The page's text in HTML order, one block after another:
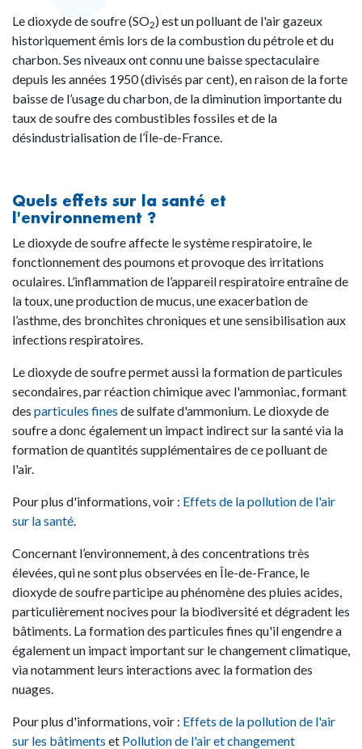
Le dioxyde de soufre (SO2) est un polluant de l'air gazeux
historiquement émis lors de la combustion du pétrole et du
charbon. Ses niveaux ont connu une baisse spectaculaire
depuis les années 1950 (divisés par cent), en raison de la forte
baisse de l’usage du charbon, de la diminution importante du
taux de soufre des combustibles fossiles et de la
désindustrialisation de l’Île-de-France.
Quels effets sur la santé et
l'environnement ?
Le dioxyde de soufre affecte le système respiratoire, le
fonctionnement des poumons et provoque des irritations
oculaires. L’inflammation de l’appareil respiratoire entraîne de
la toux, une production de mucus, une exacerbation de
l’asthme, des bronchites chroniques et une sensibilisation aux
infections respiratoires.
Le dioxyde de soufre permet aussi la formation de particules
secondaires, par réaction chimique avec l'ammoniac, formant
des particules fines de sulfate d'ammonium. Le dioxyde de
soufre a donc également un impact indirect sur la santé via la
formation de quantités supplémentaires de ce polluant de
l'air.
Pour plus d'informations, voir : Effets de la pollution de l'air
sur la santé.
Concernant l’environnement, à des concentrations très
élevées, qui ne sont plus observées en Île-de-France, le
dioxyde de soufre participe au phénomène des pluies acides,
particulièrement nocives pour la biodiversité et dégradent les
bâtiments. La formation des particules fines qu'il engendre a
également un impact important sur le changement climatique,
via notamment leurs interactions avec la formation des
nuages.
Pour plus d'informations, voir : Effets de la pollution de l'air
sur les bâtiments et Pollution de l'air et changement